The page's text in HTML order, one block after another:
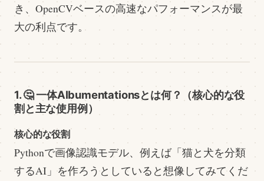
き、OpenCVベースの高速なパフォーマンスが最
大の利点です。
1. 🤔 一体Albumentationsとは何？（核心的な役
割と主な使用例）
核心的な役割
Pythonで画像認識モデル、例えば「猫と犬を分類
するAI」を作ろうとしていると想像してみてくだ